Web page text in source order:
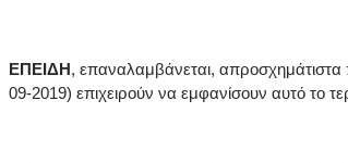
ΕΠΕΙΔΗ, επαναλαμβάνεται, απροσχημάτιστα
09-2019) επιχειρούν να εμφανίσουν αυτό το